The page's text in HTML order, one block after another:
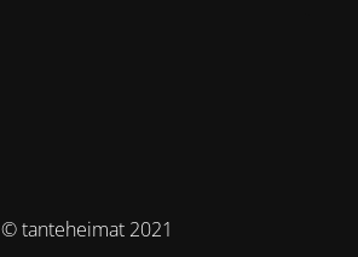
© tanteheimat 2021